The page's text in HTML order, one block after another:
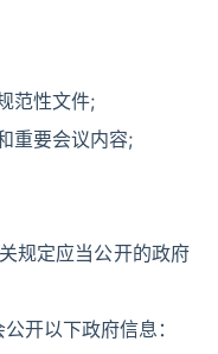
范性文件;
重要会议内容;
规定应当公开的政府
开以下政府信息：